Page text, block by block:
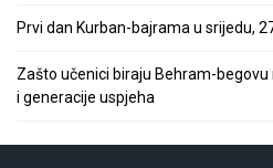
Prvi dan Kurban-bajrama u srijedu,
Zašto učenici biraju Behram-
i generacije uspjeha